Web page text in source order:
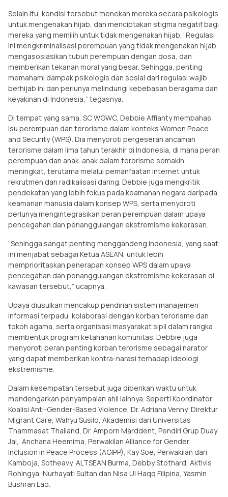
Selain itu, kondisi tersebut menekan mereka secara psikologis
untuk mengenakan hijab, dan menciptakan stigma negatif bagi
mereka yang memilih untuk tidak mengenakan hijab. ”Regulasi
ini mengkriminalisasi perempuan yang tidak mengenakan hijab,
mengasosiasikan tubuh perempuan dengan dosa, dan
memberikan tekanan moral yang besar. Sehingga, penting
memahami dampak psikologis dan sosial dari regulasi wajib
berhijab ini dan perlunya melindungi kebebasan beragama dan
keyakinan di Indonesia,” tegasnya.
Di tempat yang sama, SC WGWC, Debbie Affianty membahas
isu perempuan dan terorisme dalam konteks Women Peace
and Security (WPS). Dia menyoroti pergeseran ancaman
terorisme dalam lima tahun terakhir di Indonesia, di mana peran
perempuan dan anak-anak dalam terorisme semakin
meningkat, terutama melalui pemanfaatan internet untuk
rekrutmen dan radikalisasi daring. Debbie juga mengkritik
pendekatan yang lebih fokus pada keamanan negara daripada
keamanan manusia dalam konsep WPS, serta menyoroti
perlunya mengintegrasikan peran perempuan dalam upaya
pencegahan dan penanggulangan ekstremisme kekerasan.
”Sehingga sangat penting menggandeng Indonesia, yang saat
ini menjabat sebagai Ketua ASEAN, untuk lebih
memprioritaskan penerapan konsep WPS dalam upaya
pencegahan dan penanggulangan ekstremisme kekerasan di
kawasan tersebut,” ucapnya.
Upaya diusulkan mencakup pendirian sistem manajemen
informasi terpadu, kolaborasi dengan korban terorisme dan
tokoh agama, serta organisasi masyarakat sipil dalam rangka
membentuk program ketahanan komunitas. Debbie juga
menyoroti peran penting korban terorisme sebagai narator
yang dapat memberikan kontra-narasi terhadap ideologi
ekstremisme.
Dalam kesempatan tersebut juga diberikan waktu untuk
mendengarkan penyampaian ahli lainnya. Seperti Koordinator
Koalisi Anti-Gender-Based Violence, Dr. Adriana Venny, Direktur
Migrant Care, Wahyu Susilo, Akademisi dari Universitas
Thammasat Thailand, Dr. Amporn Marddent, Pendiri Grup Duay
Jai, Anchana Heemima, Perwakilan Alliance for Gender
Inclusion in Peace Process (AGIPP) , Kay Soe, Perwakilan dari
Kamboja, Sotheavy, ALTSEAN Burma, Debby Stothard, Aktivis
Rohingya, Nurhayati Sultan dan Nisa Ul Haqq Filipina, Yasmin
Bushran Lao.